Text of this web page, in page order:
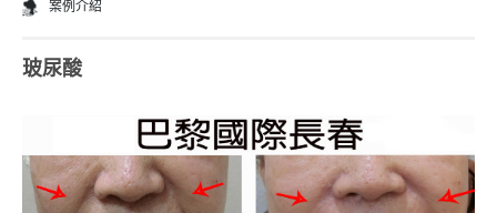
案例介紹
玻尿酸